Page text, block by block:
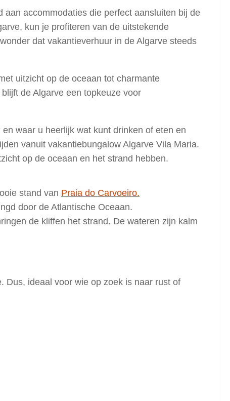
accommodaties die perfect aansluiten bij de
kun je profiteren van de uitstekende
dat vakantieverhuur in de Algarve steeds
uitzicht op de oceaan tot charmante
de Algarve een topkeuze voor
waar u heerlijk wat kunt drinken of eten en
vanuit vakantiebungalow Algarve Vila Maria.
op de oceaan en het strand hebben.
stand van Praia do Carvoeiro.
door de Atlantische Oceaan.
de kliffen het strand. De wateren zijn kalm
Dus, ideaal voor wie op zoek is naar rust of